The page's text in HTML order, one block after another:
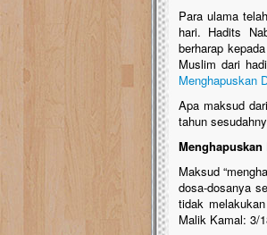
Para ulama
hari. Hadits
berharap
Muslim dari
Menghapuskan
Apa maksud
tahun
Menghapuskan
Maksud
dosa-dosanya
tidak
Malik Kamal: 3/